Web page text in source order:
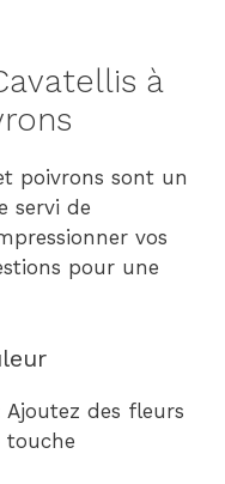
à
poivrons sont un
servi de
vos
pour une
Ajoutez des fleurs
touche